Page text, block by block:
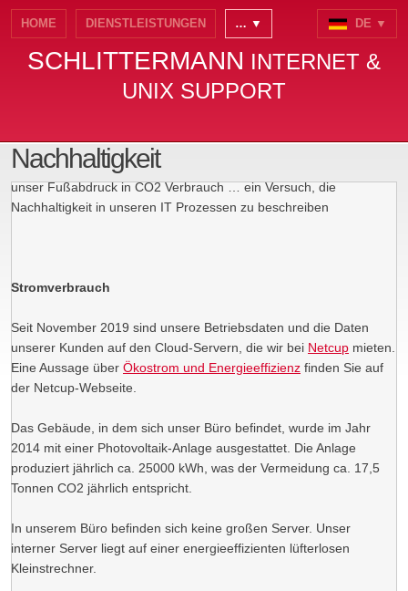
HOME DIENSTLEISTUNGEN … ▼ DE ▼
SCHLITTERMANN INTERNET &
UNIX SUPPORT
Nachhaltigkeit
unser Fußabdruck in CO2 Verbrauch … ein Versuch, die
Nachhaltigkeit in unseren IT Prozessen zu beschreiben
Stromverbrauch
Seit November 2019 sind unsere Betriebsdaten und die Daten
unserer Kunden auf den Cloud-Servern, die wir bei Netcup mieten.
Eine Aussage über Ökostrom und Energieeffizienz finden Sie auf
der Netcup-Webseite.
Das Gebäude, in dem sich unser Büro befindet, wurde im Jahr
2014 mit einer Photovoltaik-Anlage ausgestattet. Die Anlage
produziert jährlich ca. 25000 kWh, was der Vermeidung ca. 17,5
Tonnen CO2 jährlich entspricht.
In unserem Büro befinden sich keine großen Server. Unser
interner Server liegt auf einer energieeffizienten lüfterlosen
Kleinstrechner.